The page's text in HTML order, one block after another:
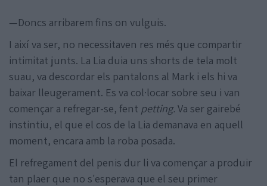
—Doncs arribarem fins on vulguis.
I així va ser, no necessitaven res més que compartir
intimitat junts. La Lia duia uns shorts de tela molt
suau, va descordar els pantalons al Mark i els hi va
baixar lleugerament. Es va col·locar sobre seu i van
començar a refregar-se, fent petting. Va ser gairebé
instintiu, el que el cos de la Lia demanava en aquell
moment, encara amb la roba posada.
El refregament del penis dur li va començar a produir
tan plaer que no s'esperava que el seu primer